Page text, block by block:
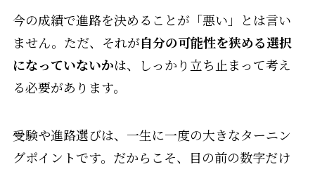
今の成績で進路を決めることが「悪い」とは言い
ません。ただ、それが自分の可能性を狭める選択
になっていないかは、しっかり立ち止まって考え
る必要があります。
受験や進路選びは、一生に一度の大きなターニン
グポイントです。だからこそ、目の前の数字だけ